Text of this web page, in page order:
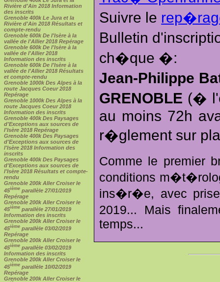
Rivière d'Ain 2018 Information
des inscrits
Grenoble 400k Le Jura et la
Rivière d'Ain 2018 Résultats et
compte-rendu
Grenoble 600k De l'Isère à la
vallée de l'Allier 2018 Repérage
Grenoble 600k De l'Isère à la
vallée de l'Allier 2018
Information des inscrits
Grenoble 600k De l'Isère à la
vallée de l'Allier 2018 Résultats
et compte-rendu
Grenoble 1000k Des Alpes à la
route Jacques Coeur 2018
Repérage
Grenoble 1000k Des Alpes à la
route Jacques Coeur 2018
Information des inscrits
Grenoble 400k Des Paysages
d'Exceptions aux sources de
l'Isère 2018 Repérage
Grenoble 400k Des Paysages
d'Exceptions aux sources de
l'Isère 2018 Information des
inscrits
Grenoble 400k Des Paysages
d'Exceptions aux sources de
l'Isère 2018 Résultats et compte-
rendu
Grenoble 200k Aller Croiser le
45ième parallèle 27/01/2019
Repérage
Grenoble 200k Aller Croiser le
45ième parallèle 27/01/2019
Information des inscrits
Grenoble 200k Aller Croiser le
45ième parallèle 03/02/2019
Repérage
Grenoble 200k Aller Croiser le
45ième parallèle 03/02/2019
Information des inscrits
Grenoble 200k Aller Croiser le
45ième parallèle 10/02/2019
Repérage
Grenoble 200k Aller Croiser le
Suivre le
Bulletin
ch�que �:
Jean-Philippe
GRENOBLE (�
au moins 72h
r�glement sur
Comme le
conditions
ins�r�e, avec
2019... Mais
temps...